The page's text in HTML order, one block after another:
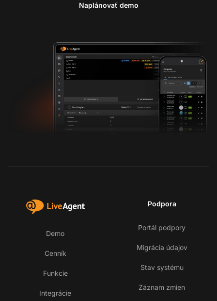
Naplánovať demo
Demo
Cenník
Funkcie
Integrácie
Podpora
Portál podpory
Migrácia údajov
Stav systému
Záznam zmien